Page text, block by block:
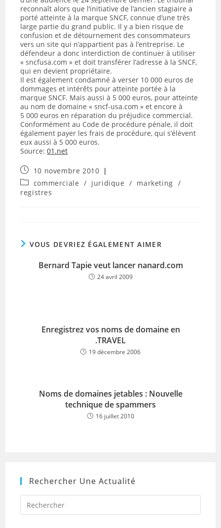
reconnaît alors que l’initiative de l’ancien stagiaire a
porté atteinte à la marque SNCF, connue d’une très
large partie du grand public. Il y a bien risque de
confusion et de détournement des consommateurs
vers un site qui n’appartient pas à l’entreprise. Le
défendeur a donc interdiction de continuer à utiliser
« sncfusa.com » et doit transférer l’adresse à la SNCF,
qui en devient propriétaire.
Il est également condamné à verser 10 000 euros de
dommages et intérêts pour atteinte portée à la
marque SNCF. Mais aussi à 5 000 euros, pour atteinte
au nom de domaine « sncf-usa.com » et encore à
5 000 euros en réparation du préjudice commercial.
Conformément au Code de procédure pénale, il doit
également payer les frais de procédure, qui s’élèvent
eux aussi à 5 000 euros.
Source:01.net
Publication
publiée :
10 novembre 2010
Post
category:
commerciale / juridique / marketing /
registres
VOUS DEVRIEZ ÉGALEMENT AIMER
Bernard Tapie veut lancer nanard.com
24 avril 2009
Enregistrez vos noms de domaine en
.TRAVEL
19 décembre 2006
Noms de domaines jetables : Nouvelle
technique de spammers
16 juillet 2010
Rechercher Une Actualité
Press
to